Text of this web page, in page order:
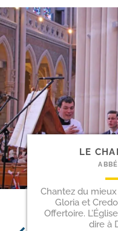
LE
Chantez du
Gloria et
Offertoire.
dire à